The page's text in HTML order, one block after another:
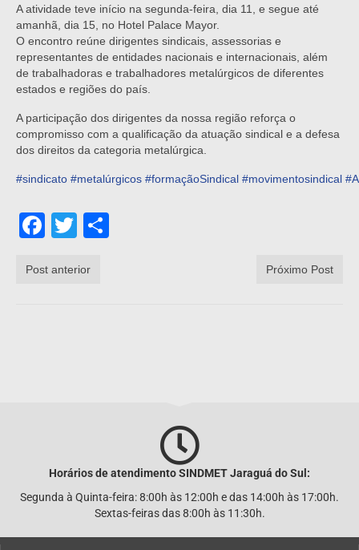
A atividade teve início na segunda-feira, dia 11, e segue até
amanhã, dia 15, no Hotel Palace Mayor.
O encontro reúne dirigentes sindicais, assessorias e
representantes de entidades nacionais e internacionais, além
de trabalhadoras e trabalhadores metalúrgicos de diferentes
estados e regiões do país.
A participação dos dirigentes da nossa região reforça o
compromisso com a qualificação da atuação sindical e a defesa
dos direitos da categoria metalúrgica.
#sindicato #metalúrgicos #formaçãoSindical #movimentosindical
Facebook
Twitter
Post anterior Próximo Post
Horários de atendimento SINDMETJaraguá do Sul:
Segunda à Quinta-feira: 8:00h às 12:00h e das 14:00h às 17:00h.
Sextas-feiras das 8:00h às 11:30h.